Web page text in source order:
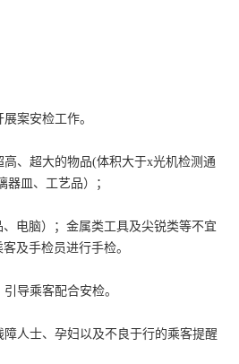
案安检工作。
高、超大的物品(体积大于x光机检测通
器皿、工艺品）；
电脑）；金属类工具及尖锐类等不宜
及手检员进行手检。
导乘客配合安检。
人士、孕妇以及不良于行的乘客提醒